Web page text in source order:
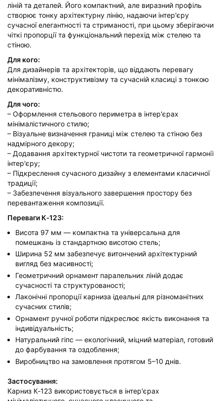
ліній та деталей. Його компактний, але виразний профіль
створює тонку архітектурну лінію, надаючи інтер'єру
сучасної елегантності та стриманості, при цьому зберігаючи
чіткі пропорції та функціональний перехід між стелею та
стіною.
Для кого:
Для дизайнерів та архітекторів, що віддають перевагу
мінімалізму, конструктивізму та сучасній класиці з тонкою
декоративністю.
Для чого:
– Оформлення стельового периметра в інтер'єрах
мінімалістичного стилю;
– Візуальне визначення границі між стелею та стіною без
надмірного декору;
– Додавання архітектурної чистоти та геометричної гармонії
інтер'єру;
– Підкреслення сучасного дизайну з елементами класичної
традиції;
– Забезпечення візуального завершення простору без
перевантаження композиції.
Переваги К‑123:
Висота 97 мм — компактна та універсальна для
помешкань із стандартною висотою стель;
Ширина 52 мм забезпечує витончений архітектурний
вигляд без масивності;
Геометричний орнамент паралельних ліній додає
сучасності та структурованості;
Лаконічні пропорції карниза ідеальні для різноманітних
сучасних стилів;
Орнамент ручної роботи підкреслює якість виконання та
індивідуальність;
Натуральний гіпс — екологічний, міцний матеріал, готовий
до фарбування та оздоблення;
Виробництво на замовлення протягом 5–10 днів.
Застосування:
Карниз К‑123 використовується в інтер'єрах